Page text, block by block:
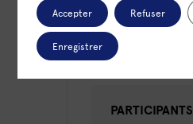
PARTICIPANTS
Accepter Refuser
Enregistrer